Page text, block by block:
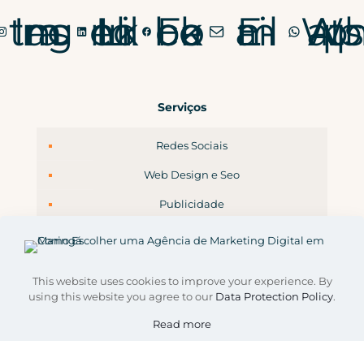
Instagram LinkedIn Facebook E-mail WhatsApp
Serviços
Redes Sociais
Web Design e Seo
Publicidade
This website uses cookies to improve your experience. By
using this website you agree to our Data Protection Policy.
Read more